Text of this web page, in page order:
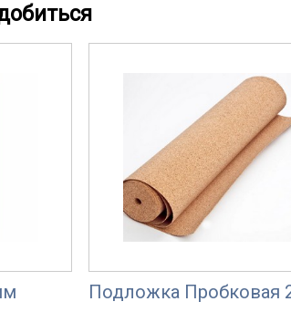
Подложка Пробковая